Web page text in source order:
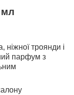
мл
ніжної троянди і
парфум з